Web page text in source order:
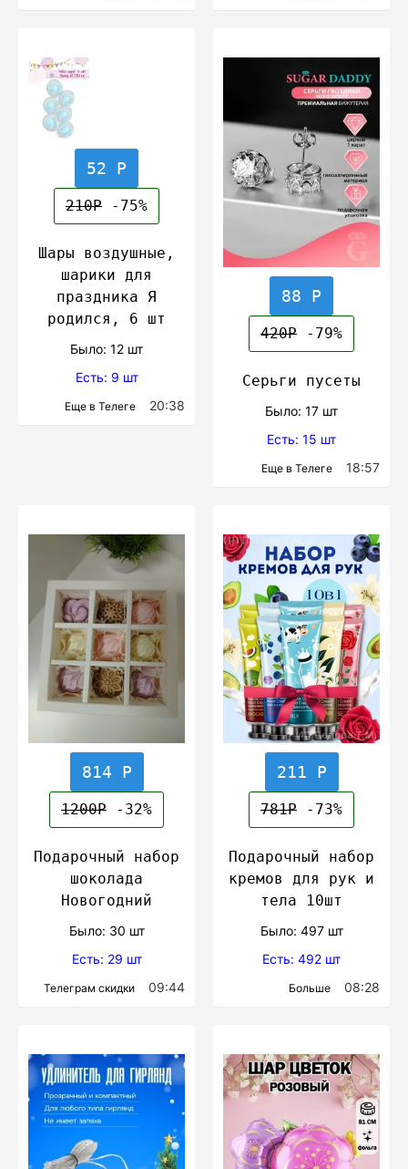
52 Р
210Р -75%
Шары воздушные,
шарики для
праздника Я
родился, 6 шт
Было: 12 шт
Есть: 9 шт
Еще в Телеге 20:38
88 Р
420Р -79%
Серьги пусеты
Было: 17 шт
Есть: 15 шт
Еще в Телеге 18:57
814 Р
1200Р -32%
Подарочный набор
шоколада
Новогодний
Было: 30 шт
Есть: 29 шт
Телеграм скидки 09:44
211 Р
781Р -73%
Подарочный набор
кремов для рук и
тела 10шт
Было: 497 шт
Есть: 492 шт
Больше 08:28